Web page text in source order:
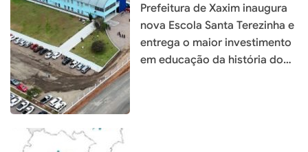
Prefeitura de Xaxim inaugura
nova Escola Santa Terezinha e
entrega o maior investimento
em educação da história do